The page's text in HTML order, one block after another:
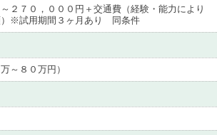
２７０，０００円＋交通費（経験・能力により
）※試用期間３ヶ月あり 同条件
～８０万円）